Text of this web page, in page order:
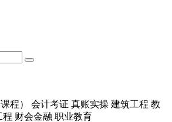
程） 会计考证 真账实操 建筑工程 教
程 财会金融 职业教育